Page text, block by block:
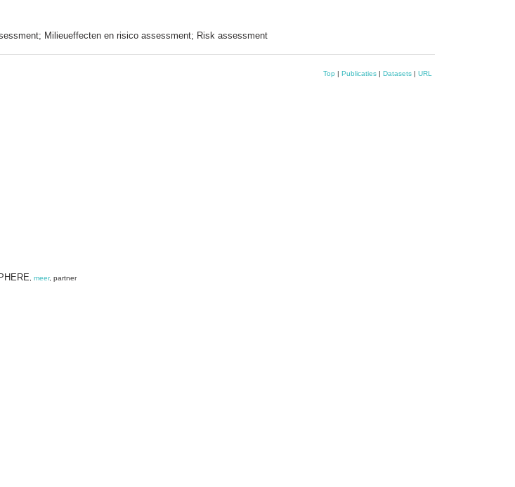
Milieueffecten en risico assessment; Risk assessment
Top | Publicaties | Datasets | URL
meer, partner